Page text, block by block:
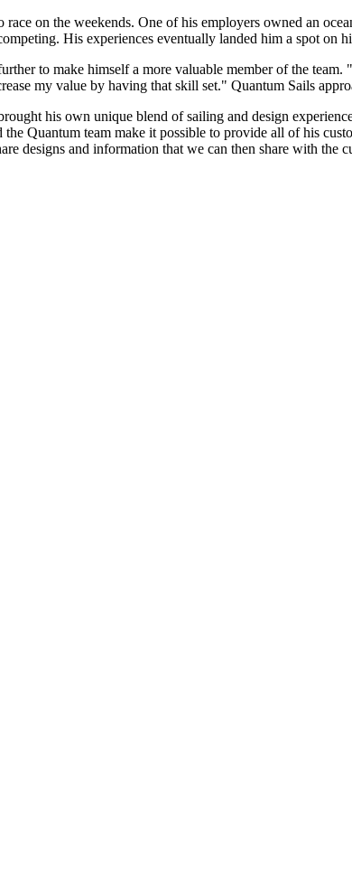
on the weekends. One of his employers owned an
His experiences eventually landed him a spot on
to make himself a more valuable member of the
my value by having that skill set." Quantum Sails
his own unique blend of sailing and design
Quantum team make it possible to provide all of his
designs and information that we can then share with the